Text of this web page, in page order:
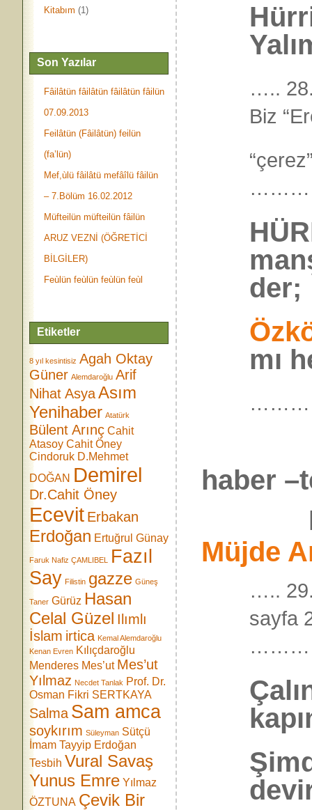
Kitabım (1)
Son Yazılar
Fâilâtün fâilâtün fâilâtün fâilün
07.09.2013
Feilâtün (Fâilâtün) feilün
(fa’lün)
Mef,ùlü fâilâtü mefâîlü fâilün
– 7.Bölüm 16.02.2012
Müfteilün müfteilün fâilün
ARUZ VEZNİ (ÖĞRETİCİ
BİLGİLER)
Feùlün feùlün feùlün feùl
Etiketler
8 yıl kesintisiz Agah Oktay
Güner Alemdaroğlu Arif
Nihat AsyaAsım
Yenihaber Atatürk
Bülent Arınç Cahit
Atasoy Cahit Öney
Cindoruk D.Mehmet
DOĞAN Demirel
Dr.Cahit Öney
Ecevit Erbakan
Erdoğan Ertuğrul Günay
Faruk Nafiz ÇAMLIBEL
Fazıl
Say Filistin gazze Güneş
Taner Gürüz Hasan
Celal Güzel Ilımlı
İslam irtica Kemal Alemdaroğlu
Kenan Evren Kılıçdaroğlu
Menderes Mes’ut Mes’ut
Yılmaz Necdet Tanlak Prof. Dr.
Osman Fikri SERTKAYA
Salma Sam amca
soykırım Süleyman Sütçü
İmam Tayyip Erdoğan
Tesbih Vural Savaş
Yunus Emre Yılmaz
ÖZTUNA Çevik Bir
…..
Biz
der;
mı
haber
Müjde
…..
sayfa